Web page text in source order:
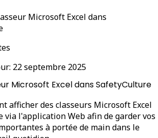
Microsoft Excel dans
22 septembre 2025
Microsoft Excel dans SafetyCulture
afficher des classeurs Microsoft Excel
via l'application Web afin de garder vos
à portée de main dans le